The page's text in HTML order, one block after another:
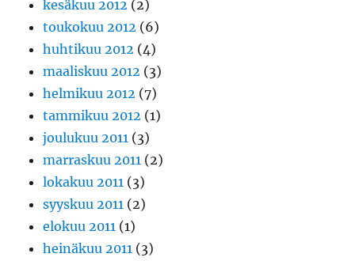
kesäkuu 2012 (2)
toukokuu 2012 (6)
huhtikuu 2012 (4)
maaliskuu 2012 (3)
helmikuu 2012 (7)
tammikuu 2012 (1)
joulukuu 2011 (3)
marraskuu 2011 (2)
lokakuu 2011 (3)
syyskuu 2011 (2)
elokuu 2011 (1)
heinäkuu 2011 (3)